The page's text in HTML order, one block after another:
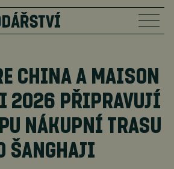
CHINA A MAISON
2026 PŘIPRAVUJÍ
NÁKUPNÍ TRASU
ŠANGHAJI